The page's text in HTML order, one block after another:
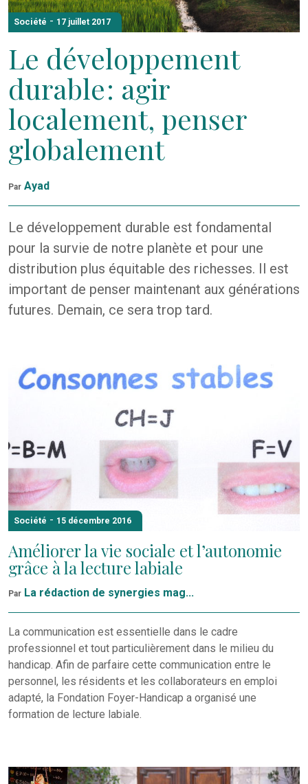
Société - 17 juillet 2017
Le développement
durable : agir
localement, penser
globalement
Par Ayad
Le développement durable est fondamental
pour la survie de notre planète et pour une
distribution plus équitable des richesses. Il est
important de penser maintenant aux générations
futures. Demain, ce sera trop tard.
Société - 15 décembre 2016
Améliorer la vie sociale et l’autonomie
grâce à la lecture labiale
Par La rédaction de synergies mag...
La communication est essentielle dans le cadre
professionnel et tout particulièrement dans le milieu du
handicap. Afin de parfaire cette communication entre le
personnel, les résidents et les collaborateurs en emploi
adapté, la Fondation Foyer-Handicap a organisé une
formation de lecture labiale.